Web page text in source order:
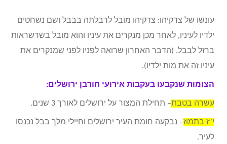
עונשו של צדקיהו: צדקיהו מובל לרבלתה בבבל ושם נשחטים
ילדיו לעיניו, לאחר מכן מנקרים את עיניו והוא מובל בשרשראות
ברזל לבבל. (הדבר האחרון שרואה לפניו לפני שמנקרים את
עיניו זה את מות ילדיו).
הצומות שנקבעו בעקבות אירועי חורבן ירושלים:
עשרה בטבת– תחילת המצור על ירושלים לאורך 3 שנים.
י”ז בתמוז– נבקעה חומת העיר ירושלים וחיילי מלך בבל נכנסו
לעיר.